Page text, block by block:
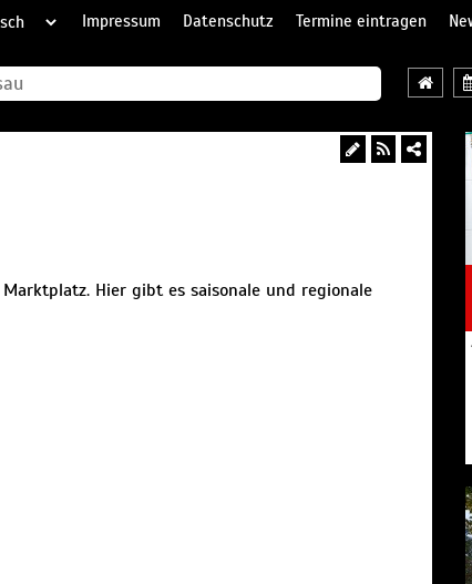
Impressum Datenschutz Termine eintragen
Hier gibt es saisonale und regionale